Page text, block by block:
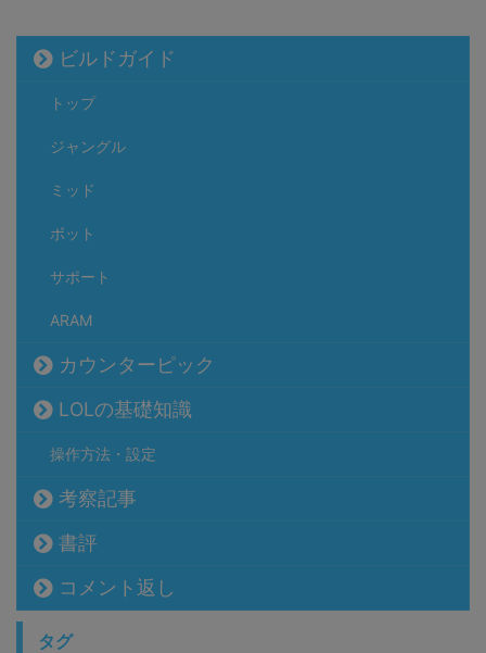
ビルドガイド
トップ
ジャングル
ミッド
ボット
サポート
ARAM
カウンターピック
LOLの基礎知識
操作方法・設定
考察記事
書評
コメント返し
タグ